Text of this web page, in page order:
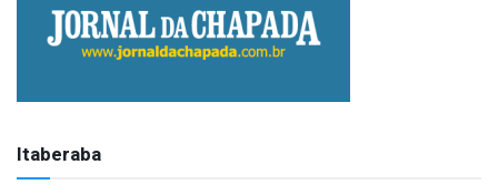
Itaberaba